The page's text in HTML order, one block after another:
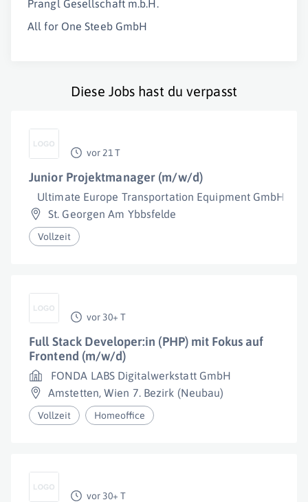
Prangl Gesellschaft m.b.H.
All for One Steeb GmbH
Diese Jobs hast du verpasst
vor 21 T
Junior Projektmanager (m/w/d)
Ultimate Europe Transportation Equipment GmbH
St. Georgen Am Ybbsfelde
Vollzeit
vor 30+ T
Full Stack Developer:in (PHP) mit Fokus auf
Frontend (m/w/d)
FONDA LABS Digitalwerkstatt GmbH
Amstetten,Wien 7. Bezirk (Neubau)
Vollzeit Homeoffice
vor 30+ T